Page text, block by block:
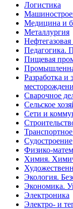
Логистика
Медицина и
Металлургия
Педагогика.
Пищевая
Разработка и
Сварочное
Сельское
Сети и
Судостроение
Физико-
Химия.
Экология.
Экономика.
Электроника
Электро- и